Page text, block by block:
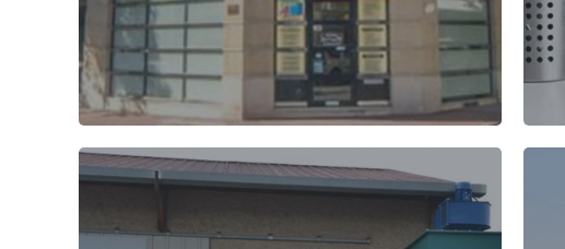
Création de site vitrine à Vichy pour les
spécialistes en assurances Thermal Assurances à
Vichy